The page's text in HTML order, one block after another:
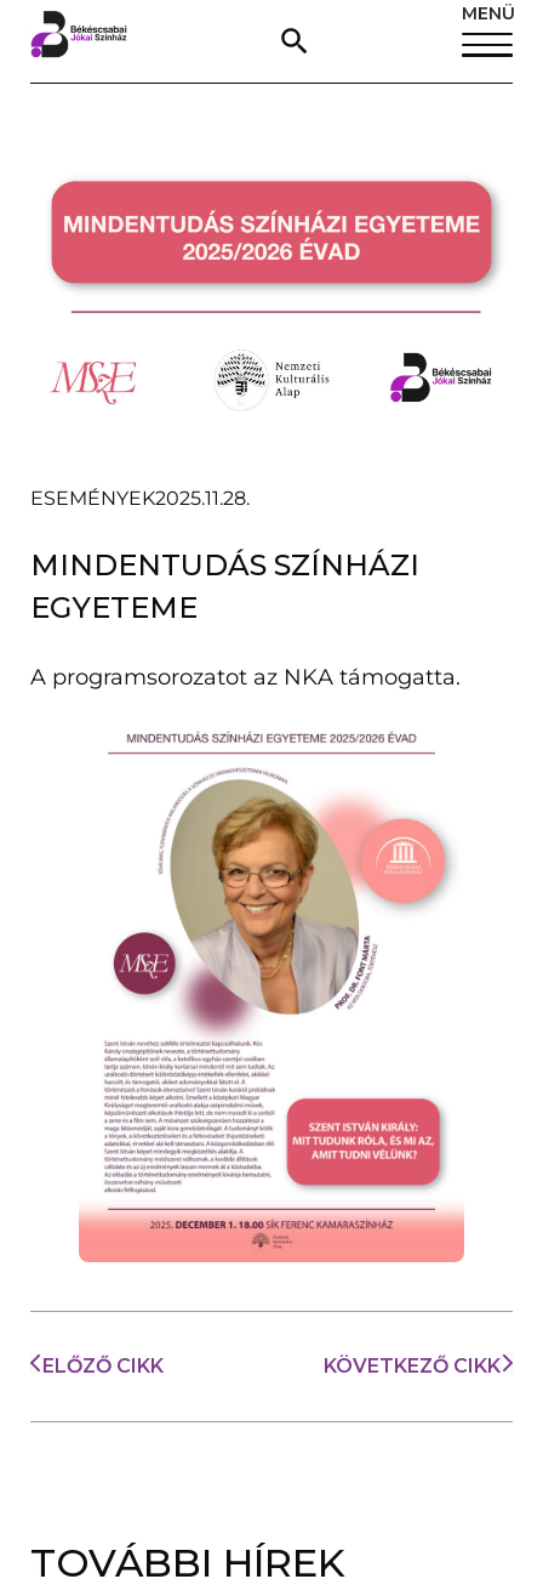
MENÜ
ESEMÉNYEK2025.11.28.
MINDENTUDÁS SZÍNHÁZI
EGYETEME
A programsorozatot az NKA támogatta.
ELŐZŐ CIKK KÖVETKEZŐ CIKK
TOVÁBBI HÍREK